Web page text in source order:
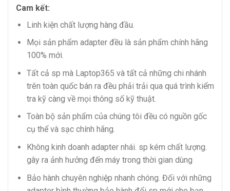
Cam kết:
Linh kiện chất lượng hàng đầu.
Mọi sản phẩm adapter đều là sản phẩm chính hãng
100% mới.
Tất cả sp mà Laptop365 và tất cả những chi nhánh
trên toàn quốc bán ra đều phải trải qua quá trình kiểm
tra kỹ càng về mọi thông số kỹ thuật.
Toàn bộ sản phẩm của chúng tôi đều có nguồn gốc
cụ thể và sạc chính hãng.
Không kinh doanh adapter nhái. sp kém chất lượng.
gây ra ảnh hưởng đến máy trong thời gian dùng
Bảo hành chuyên nghiệp nhanh chóng. Đối với những